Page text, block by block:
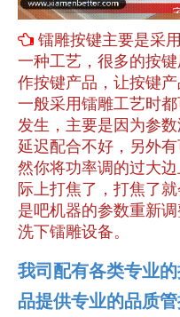
 镭雕按键主要是采
一种工艺，很多的按
作按键产品，让按键产
一般采用镭雕工艺时
发生，主要是因为参
延迟配合不好，另外
然你将功率调的过大
际上打焦了，打焦了
是吧机器的参数重新
洗下镭雕设备。
我司配有各类专业
品提供专业的品质